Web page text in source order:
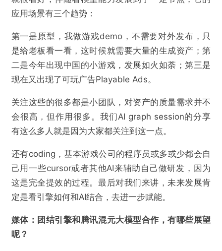
应用场景有三个趋势：
第一是原型，我做游戏demo，不需要对外发布，只
是给老板看一看，这时候就需要大量的生成资产；第
二是今年出现中国的小游戏，发展如火如荼；第三是
现在又出现了可玩广告Playable Ads。
关注这些的很多都是小团队，对资产的质量需求并不
会很高，但作用很多。我们AI graph session的分享
有这么多人就是因为大家都关注到这一点。
还有coding，基本游戏公司的程序员或多或少都会自
己用一些cursor或者其他AI来辅助自己做研发，因为
这是完全提效的过程。最后对我们来讲，未来发展肯
定是看引擎如何和AI结合，去进一步赋能。
媒体： 团结引擎和腾讯混元大模型合作，有哪些展望
呢？